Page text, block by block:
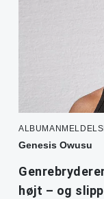
Genesis Owusu
højt – og